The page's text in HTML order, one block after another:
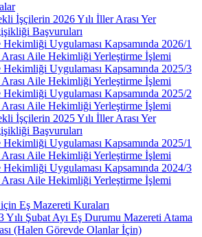
İşçilerin 2026 Yılı İller Arası Yer
Başvuruları
Uygulaması Kapsamında 2026/1
Aile Hekimliği Yerleştirme İşlemi
Uygulaması Kapsamında 2025/3
Aile Hekimliği Yerleştirme İşlemi
Uygulaması Kapsamında 2025/2
Aile Hekimliği Yerleştirme İşlemi
İşçilerin 2025 Yılı İller Arası Yer
Başvuruları
Uygulaması Kapsamında 2025/1
Aile Hekimliği Yerleştirme İşlemi
Uygulaması Kapsamında 2024/3
Aile Hekimliği Yerleştirme İşlemi
Eş Mazereti Kuraları
Yılı Şubat Ayı Eş Durumu Mazereti Atama
(Halen Görevde Olanlar İçin)